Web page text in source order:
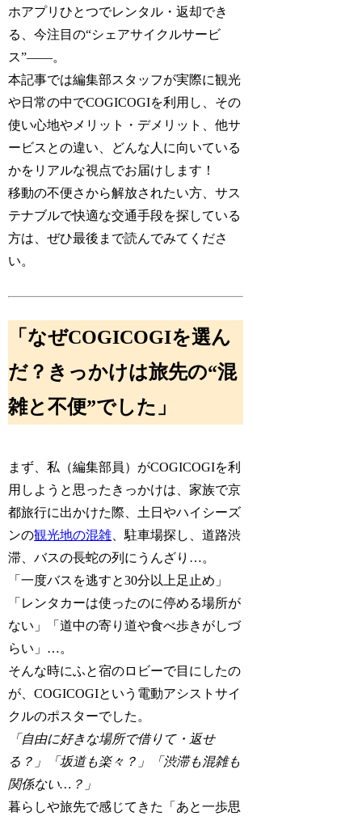
ホアプリひとつでレンタル・返却でき
る、今注目の“シェアサイクルサービ
ス”――。
本記事では編集部スタッフが実際に観光
や日常の中でCOGICOGIを利用し、その
使い心地やメリット・デメリット、他サ
ービスとの違い、どんな人に向いている
かをリアルな視点でお届けします！
移動の不便さから解放されたい方、サス
テナブルで快適な交通手段を探している
方は、ぜひ最後まで読んでみてくださ
い。
「なぜCOGICOGIを選ん
だ？きっかけは旅先の“混
雑と不便”でした」
まず、私（編集部員）がCOGICOGIを利
用しようと思ったきっかけは、家族で京
都旅行に出かけた際、土日やハイシーズ
ンの観光地の混雑 、駐車場探し、道路渋
滞、バスの長蛇の列にうんざり…。
「一度バスを逃すと30分以上足止め」
「レンタカーは使ったのに停める場所が
ない」「道中の寄り道や食べ歩きがしづ
らい」…。
そんな時にふと宿のロビーで目にしたの
が、COGICOGIという電動アシストサイ
クルのポスターでした。
「自由に好きな場所で借りて・返せ
る？」「坂道も楽々？」「渋滞も混雑も
関係ない…？」
暮らしや旅先で感じてきた「あと一歩思